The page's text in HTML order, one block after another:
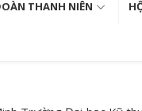
THANH NIÊN